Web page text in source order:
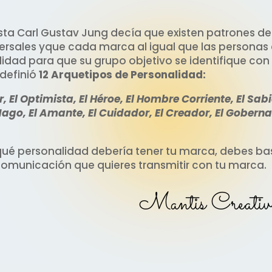
Carl Gustav Jung decía que existen patrones
yque cada marca al igual que las
para que su grupo objetivo se identifique con
12 Arquetipos de Personalidad:
El Optimista, El Héroe, El Hombre Corriente, El
El Amante, El Cuidador, El Creador, El
personalidad debería tener tu marca, debes
que quieres transmitir con tu marca.
Mantis